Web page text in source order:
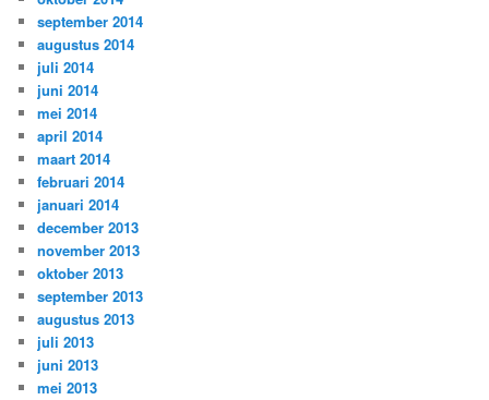
september 2014
augustus 2014
juli 2014
juni 2014
mei 2014
april 2014
maart 2014
februari 2014
januari 2014
december 2013
november 2013
oktober 2013
september 2013
augustus 2013
juli 2013
juni 2013
mei 2013